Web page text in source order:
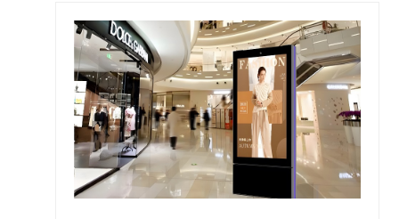
شاشة LCD في الهواء الطلق جذب انتباه الجمهور دون عناء.
&nbsp; &nbsp; &nbsp; Iمن أجل حل مشكلة الانعكاس
والتداخل في البيئة الخارجية، السطوع العالي في
الخارج&nbsp;شاشة LCD مجهزة بطبقة احترافية مضادة
للانعكاس ومضادة للانعكاس&nbsp;تكنولوجيا التدخل الضوئي.
يمكن لهذه التقنيات أن تقلل بشكل فعال من انعكاس ضوء
الشمس، وتوفر رؤية أفضل لشاشة LCD، تأكد من أن وسائط
محتوىهي واضحة للعيان، و مواجهة أشعة الشمس المباشرة، عملاء
يمكن التقاطها بسهولة الجميع التفاصيلق من المنتج المعلن عنه.